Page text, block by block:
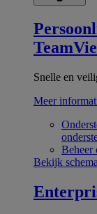
Snelle en
Meer
Beheer
Bekijk